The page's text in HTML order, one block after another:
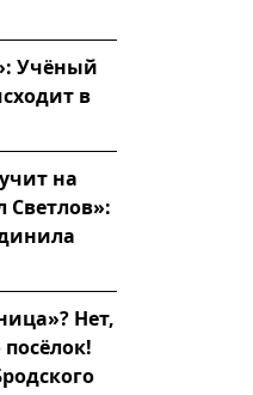
Учёный
в
на
Светлов»:
Нет,